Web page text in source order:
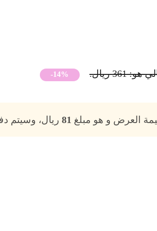
361 ريال. -14%
العرض و هو مبلغ 81 ريال، وسيتم